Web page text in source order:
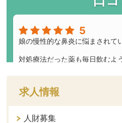
求人情報
人財募集